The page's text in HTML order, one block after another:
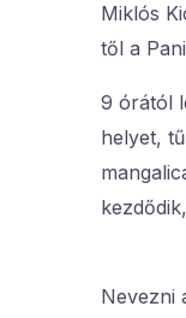
Miklós
től a
9 órától
helyet,
Nevezni